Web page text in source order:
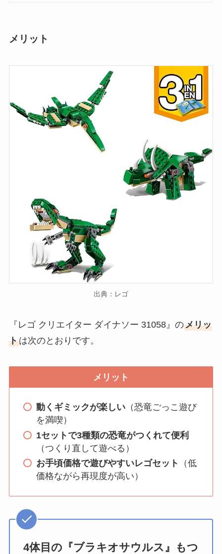
メリット
出典：レゴ
『レゴ クリエイター ダイナソー 31058』のメリッ
トは次のとおりです。
メリット
動くギミックが楽しい（恐竜ごっこ遊び
を満喫）
1セットで3種類の恐竜がつくれて便利
（つくり直して遊べる）
お手頃価格で遊びやすいレゴセット
（低
価格ながら再現度が高い）
4体目の『ブラキオサウルス』もつ